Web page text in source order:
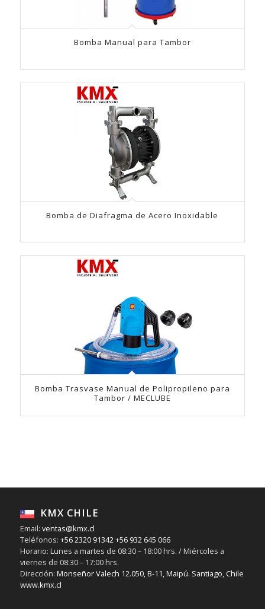
Bomba Manual para Tambor
Bomba de Diafragma de Acero Inoxidable
Bomba Trasvase Manual de Polipropileno para
Tambor / MECLUBE
KMX CHILE
Email: ventas@kmx.cl
Teléfonos: +56 2320 91342+56 932 645 066
Horario: Lunes a martes de 08:30 – 18:00 hrs. / Miércoles a
viernes de 08:30 – 17:00 hrs.
Dirección: Monseñor Valech 12.050, B-11, Maipú. Santiago, Chile
www.kmx.cl